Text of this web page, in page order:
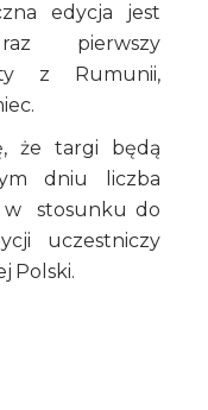
edycja jest
pierwszy
z Rumunii,
że targi będą
dniu liczba
w stosunku do
uczestniczy
Polski.